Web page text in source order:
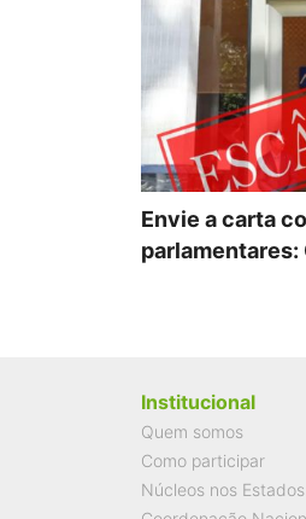
Envie a carta
parlamentares:
Institucional
Quem somos
Como participar
Núcleos nos Estados